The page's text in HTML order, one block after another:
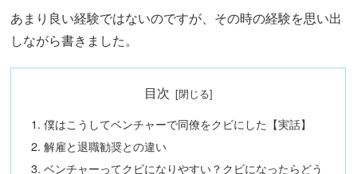
あまり良い経験ではないのですが、その時の経験を思い出
しながら書きました。
目次
僕はこうしてベンチャーで同僚をクビにした【実話】
解雇と退職勧奨との違い
ベンチャーってクビになりやすい？クビになったらどう